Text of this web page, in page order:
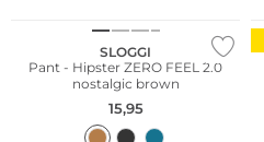
SLOGGI
Pant - Hipster ZERO FEEL 2.0
nostalgic brown
15,95